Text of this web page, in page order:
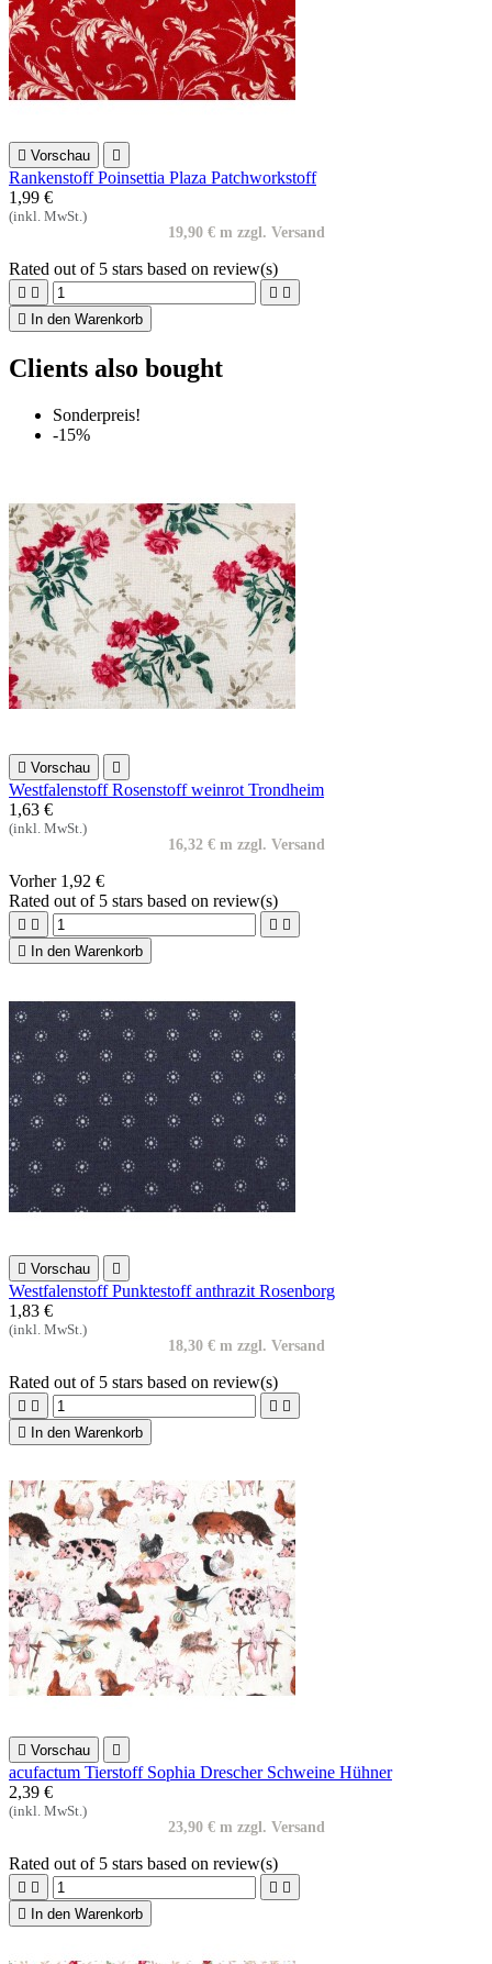
 Vorschau 
Rankenstoff Poinsettia Plaza Patchworkstoff
1,99 €
(inkl. MwSt.)
19,90 € m zzgl. Versand
Rated out of 5 stars based on review(s)
   

In den Warenkorb
Clients also bought
Sonderpreis!
-15%
 Vorschau 
Westfalenstoff Rosenstoff weinrot Trondheim
1,63 €
(inkl. MwSt.)
16,32 € m zzgl. Versand
Vorher 1,92 €
Rated out of 5 stars based on review(s)
   

In den Warenkorb
 Vorschau 
Westfalenstoff Punktestoff anthrazit Rosenborg
1,83 €
(inkl. MwSt.)
18,30 € m zzgl. Versand
Rated out of 5 stars based on review(s)
   

In den Warenkorb
 Vorschau 
acufactum Tierstoff Sophia Drescher Schweine Hühner
2,39 €
(inkl. MwSt.)
23,90 € m zzgl. Versand
Rated out of 5 stars based on review(s)
   

In den Warenkorb